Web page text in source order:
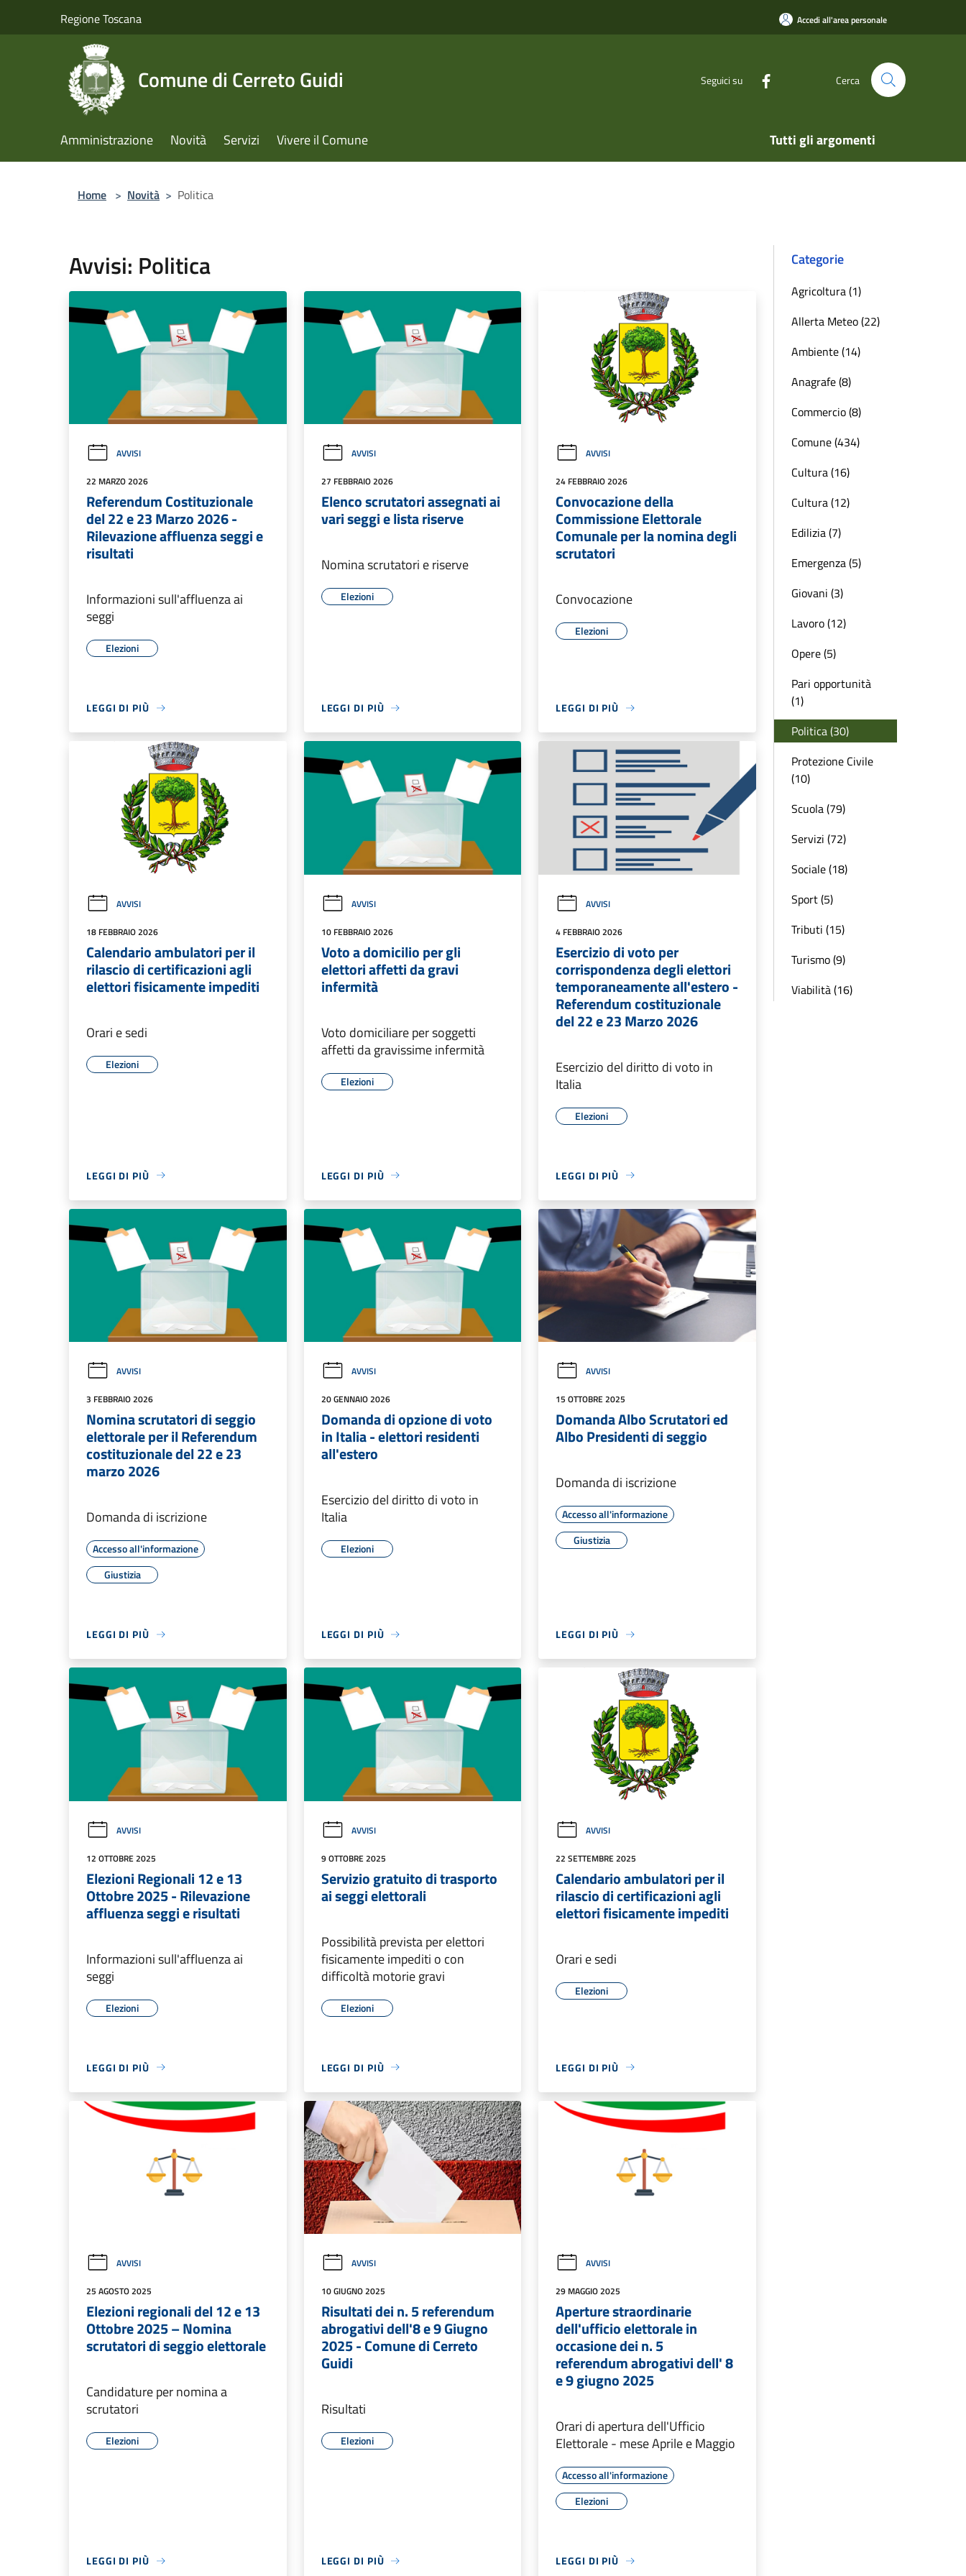
Regione Toscana Accedi all'area personale
Comune di Cerreto Guidi Seguici su Cerca
Amministrazione Novità Servizi Vivere il Comune Tutti gli argomenti
Home > Novità > Politica
Avvisi: Politica
AVVISI
22 MARZO 2026
Referendum Costituzionale
del 22 e 23 Marzo 2026 -
Rilevazione affluenza seggi e
risultati
Informazioni sull'affluenza ai
seggi
Elezioni
LEGGI DI PIÙ
AVVISI
27 FEBBRAIO 2026
Elenco scrutatori assegnati ai
vari seggi e lista riserve
Nomina scrutatori e riserve
Elezioni
LEGGI DI PIÙ
AVVISI
24 FEBBRAIO 2026
Convocazione della
Commissione Elettorale
Comunale per la nomina degli
scrutatori
Convocazione
Elezioni
LEGGI DI PIÙ
AVVISI
18 FEBBRAIO 2026
Calendario ambulatori per il
rilascio di certificazioni agli
elettori fisicamente impediti
Orari e sedi
Elezioni
LEGGI DI PIÙ
AVVISI
10 FEBBRAIO 2026
Voto a domicilio per gli
elettori affetti da gravi
infermità
Voto domiciliare per soggetti
affetti da gravissime infermità
Elezioni
LEGGI DI PIÙ
AVVISI
4 FEBBRAIO 2026
Esercizio di voto per
corrispondenza degli elettori
temporaneamente all'estero -
Referendum costituzionale
del 22 e 23 Marzo 2026
Esercizio del diritto di voto in
Italia
Elezioni
LEGGI DI PIÙ
AVVISI
3 FEBBRAIO 2026
Nomina scrutatori di seggio
elettorale per il Referendum
costituzionale del 22 e 23
marzo 2026
Domanda di iscrizione
Accesso all'informazione
Giustizia
LEGGI DI PIÙ
AVVISI
20 GENNAIO 2026
Domanda di opzione di voto
in Italia - elettori residenti
all'estero
Esercizio del diritto di voto in
Italia
Elezioni
LEGGI DI PIÙ
AVVISI
15 OTTOBRE 2025
Domanda Albo Scrutatori ed
Albo Presidenti di seggio
Domanda di iscrizione
Accesso all'informazione
Giustizia
LEGGI DI PIÙ
AVVISI
12 OTTOBRE 2025
Elezioni Regionali 12 e 13
Ottobre 2025 - Rilevazione
affluenza seggi e risultati
Informazioni sull'affluenza ai
seggi
Elezioni
LEGGI DI PIÙ
AVVISI
9 OTTOBRE 2025
Servizio gratuito di trasporto
ai seggi elettorali
Possibilità prevista per elettori
fisicamente impediti o con
difficoltà motorie gravi
Elezioni
LEGGI DI PIÙ
AVVISI
22 SETTEMBRE 2025
Calendario ambulatori per il
rilascio di certificazioni agli
elettori fisicamente impediti
Orari e sedi
Elezioni
LEGGI DI PIÙ
AVVISI
25 AGOSTO 2025
Elezioni regionali del 12 e 13
Ottobre 2025 – Nomina
scrutatori di seggio elettorale
Candidature per nomina a
scrutatori
Elezioni
LEGGI DI PIÙ
AVVISI
10 GIUGNO 2025
Risultati dei n. 5 referendum
abrogativi dell'8 e 9 Giugno
2025 - Comune di Cerreto
Guidi
Risultati
Elezioni
LEGGI DI PIÙ
AVVISI
29 MAGGIO 2025
Aperture straordinarie
dell'ufficio elettorale in
occasione dei n. 5
referendum abrogativi dell' 8
e 9 giugno 2025
Orari di apertura dell'Ufficio
Elettorale - mese Aprile e Maggio
Accesso all'informazione
Elezioni
LEGGI DI PIÙ
Categorie
Agricoltura (1)
Allerta Meteo (22)
Ambiente (14)
Anagrafe (8)
Commercio (8)
Comune (434)
Cultura (16)
Cultura (12)
Edilizia (7)
Emergenza (5)
Giovani (3)
Lavoro (12)
Opere (5)
Pari opportunità
(1)
Politica (30)
Protezione Civile
(10)
Scuola (79)
Servizi (72)
Sociale (18)
Sport (5)
Tributi (15)
Turismo (9)
Viabilità (16)